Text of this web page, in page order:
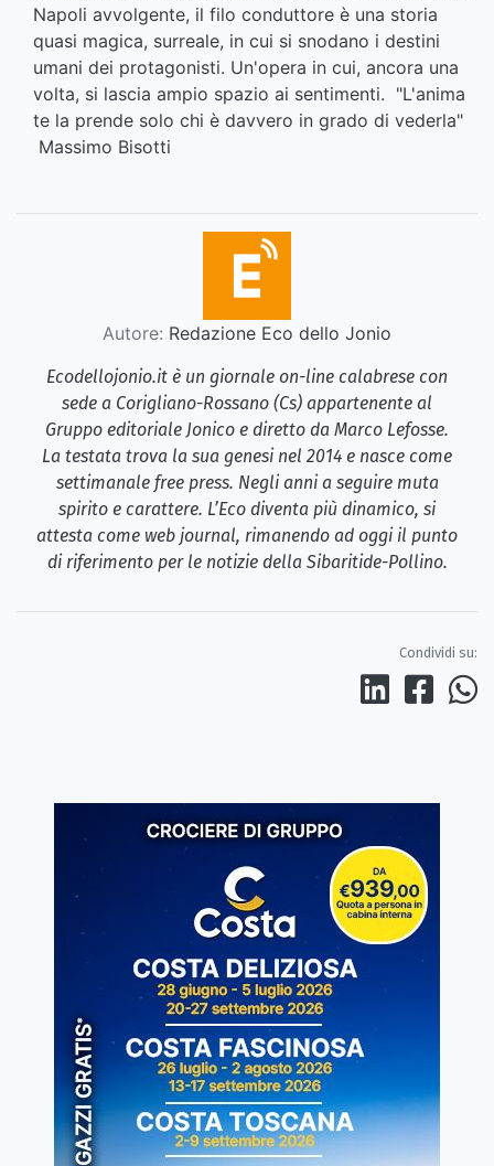
Napoli avvolgente, il filo conduttore è una storia
quasi magica, surreale, in cui si snodano i destini
umani dei protagonisti. Un'opera in cui, ancora una
volta, si lascia ampio spazio ai sentimenti. "L'anima
te la prende solo chi è davvero in grado di vederla"
Massimo Bisotti
Autore: Redazione Eco dello Jonio
Ecodellojonio.it è un giornale on-line calabrese con
sede a Corigliano-Rossano (Cs) appartenente al
Gruppo editoriale Jonico e diretto da Marco Lefosse.
La testata trova la sua genesi nel 2014 e nasce come
settimanale free press. Negli anni a seguire muta
spirito e carattere. L’Eco diventa più dinamico, si
attesta come web journal, rimanendo ad oggi il punto
di riferimento per le notizie della Sibaritide-Pollino.
Condividi su: